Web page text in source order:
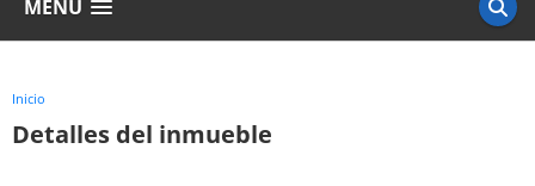
MENÚ
Inicio
Detalles del inmueble